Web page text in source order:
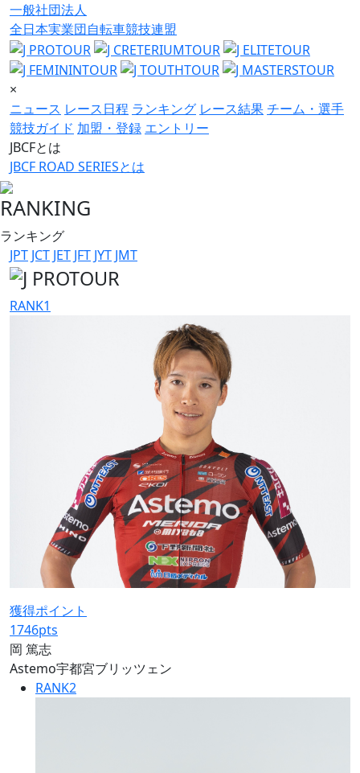
一般社団法人
全日本実業団自転車競技連盟
×
ニュース レース日程 ランキング レース結果チーム・選手
競技ガイド 加盟・登録 エントリー
JBCFとは
JBCF ROAD SERIESとは
RANKING
ランキング
JPT JCT JET JFT JYT JMT
RANK1
獲得ポイント
1746pts
岡 篤志
Astemo宇都宮ブリッツェン
RANK2